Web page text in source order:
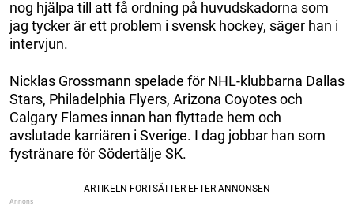
nog hjälpa till att få ordning på huvudskadorna som
jag tycker är ett problem i svensk hockey, säger han i
intervjun.
Nicklas Grossmann spelade för NHL-klubbarna Dallas
Stars, Philadelphia Flyers, Arizona Coyotes och
Calgary Flames innan han flyttade hem och
avslutade karriären i Sverige. I dag jobbar han som
fystränare för Södertälje SK.